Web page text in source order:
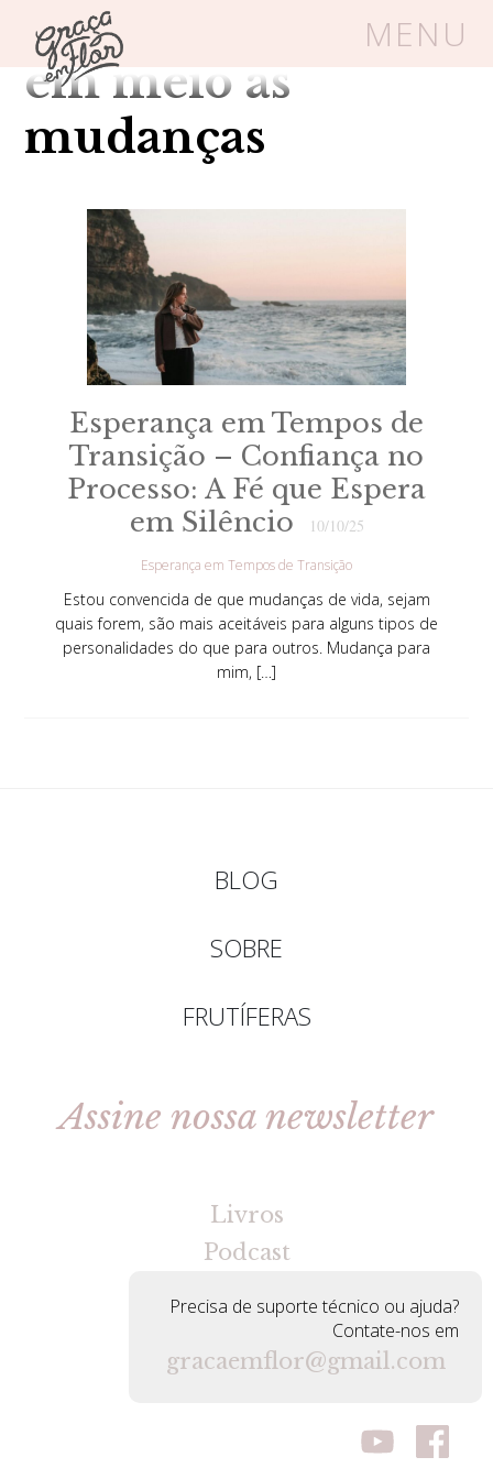
MENU
Um espaço seguro onde mulheres
cristãs podem florescer em Cristo
Livros
BLOG
SOBRE
FRUTÍFERAS
Tag Arquivos: fé
em meio às
mudanças
Esperança em Tempos de
Transição – Confiança no
Processo: A Fé que Espera
em Silêncio
10/10/25
Esperança em Tempos de Transição
Estou convencida de que mudanças de vida, sejam
quais forem, são mais aceitáveis para alguns tipos de
personalidades do que para outros. Mudança para
mim, […]
BLOG
SOBRE
FRUTÍFERAS
Assine nossa newsletter
Livros
Podcast
Precisa de suporte técnico ou ajuda?
Contate-nos em
gracaemflor@gmail.com